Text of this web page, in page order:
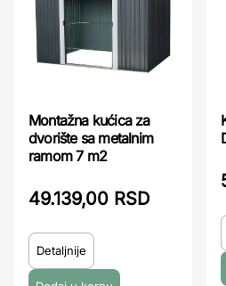
Montažna kućica za
dvorište sa metalnim
ramom 7 m2
49.139,00 RSD
Detaljnije